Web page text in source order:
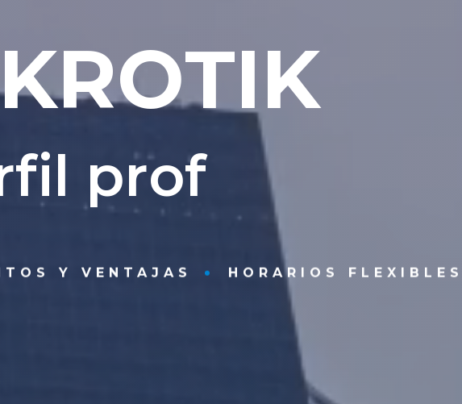
ROTIK
fil profe si
Y VENTAJAS HORARIOS
–
Mikrotik Certified Wireless Engineer –
Certificación Avanzada
Necesario contar con la certificación MTCNA
Formación Extensa a los parámetros de
configuración Wireless de RouterOS
Configuración para Troubleshouting
Entendimiento de tecnologías WDS y MESH